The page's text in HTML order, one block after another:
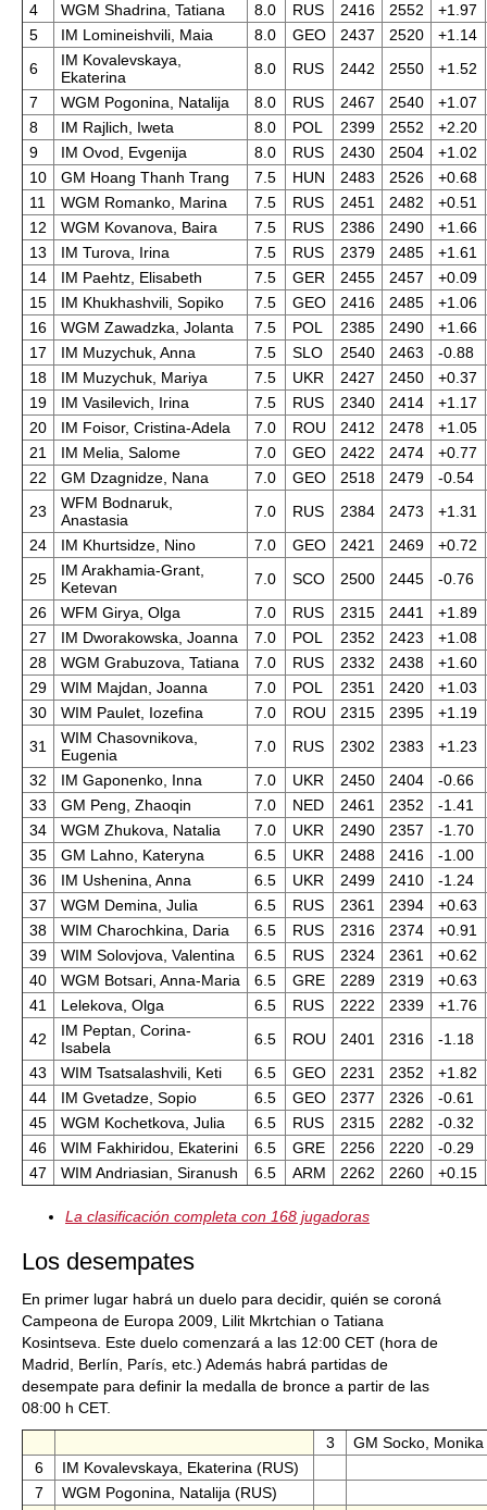
4
WGM Shadrina, Tatiana 8.0 RUS 2416 2552
+1.97
5
IM Lomineishvili, Maia 8.0 GEO 2437 2520
+1.14
6
IM Kovalevskaya,
Ekaterina
8.0 RUS 2442 2550
+1.52
7
WGM Pogonina, Natalija 8.0 RUS 2467 2540
+1.07
8
IM Rajlich, Iweta 8.0 POL 2399 2552
+2.20
9
IM Ovod, Evgenija 8.0 RUS 2430 2504
+1.02
10
GM Hoang Thanh Trang 7.5 HUN 2483 2526
+0.68
11
WGM Romanko, Marina 7.5 RUS 2451 2482
+0.51
12
WGM Kovanova, Baira 7.5 RUS 2386 2490
+1.66
13
IM Turova, Irina 7.5 RUS 2379 2485
+1.61
14
IM Paehtz, Elisabeth 7.5 GER 2455 2457
+0.09
15
IM Khukhashvili, Sopiko 7.5 GEO 2416 2485
+1.06
16
WGM Zawadzka, Jolanta 7.5 POL 2385 2490
+1.66
17
IM Muzychuk, Anna 7.5 SLO 2540 2463
-0.88
18
IM Muzychuk, Mariya 7.5 UKR 2427 2450
+0.37
19
IM Vasilevich, Irina 7.5 RUS 2340 2414
+1.17
20
IM Foisor, Cristina-Adela 7.0 ROU 2412 2478
+1.05
21
IM Melia, Salome 7.0 GEO 2422 2474
+0.77
22
GM Dzagnidze, Nana 7.0 GEO 2518 2479
-0.54
23
WFM Bodnaruk,
Anastasia
7.0 RUS 2384 2473
+1.31
24
IM Khurtsidze, Nino 7.0 GEO 2421 2469
+0.72
25
IM Arakhamia-Grant,
Ketevan
7.0 SCO 2500 2445
-0.76
26
WFM Girya, Olga 7.0 RUS 2315 2441
+1.89
27
IM Dworakowska, Joanna 7.0 POL 2352 2423
+1.08
28
WGM Grabuzova, Tatiana 7.0 RUS 2332 2438
+1.60
29
WIM Majdan, Joanna 7.0 POL 2351 2420
+1.03
30
WIM Paulet, Iozefina 7.0 ROU 2315 2395
+1.19
31
WIM Chasovnikova,
Eugenia
7.0 RUS 2302 2383
+1.23
32
IM Gaponenko, Inna 7.0 UKR 2450 2404
-0.66
33
GM Peng, Zhaoqin 7.0 NED 2461 2352
-1.41
34
WGM Zhukova, Natalia 7.0 UKR 2490 2357
-1.70
35
GM Lahno, Kateryna 6.5 UKR 2488 2416
-1.00
36
IM Ushenina, Anna 6.5 UKR 2499 2410
-1.24
37
WGM Demina, Julia 6.5 RUS 2361 2394
+0.63
38
WIM Charochkina, Daria 6.5 RUS 2316 2374
+0.91
39
WIM Solovjova, Valentina 6.5 RUS 2324 2361
+0.62
40
WGM Botsari, Anna-Maria 6.5 GRE 2289 2319
+0.63
41
Lelekova, Olga 6.5 RUS 2222 2339
+1.76
42
IM Peptan, Corina-
Isabela
6.5 ROU 2401 2316
-1.18
43
WIM Tsatsalashvili, Keti 6.5 GEO 2231 2352
+1.82
44
IM Gvetadze, Sopio 6.5 GEO 2377 2326
-0.61
45
WGM Kochetkova, Julia 6.5 RUS 2315 2282
-0.32
46
WIM Fakhiridou, Ekaterini 6.5 GRE 2256 2220
-0.29
47
WIM Andriasian, Siranush 6.5 ARM 2262 2260 +0.15
La clasificación completa con 168 jugadoras
Los desempates
En primer lugar habrá un duelo para decidir, quién se coroná
Campeona de Europa 2009, Lilit Mkrtchian o Tatiana
Kosintseva. Este duelo comenzará a las 12:00 CET (hora de
Madrid, Berlín, París, etc.) Además habrá partidas de
desempate para definir la medalla de bronce a partir de las
08:00 h CET.
3
GM Socko,
6
IM Kovalevskaya, Ekaterina (RUS)
7
WGM Pogonina, Natalija (RUS)